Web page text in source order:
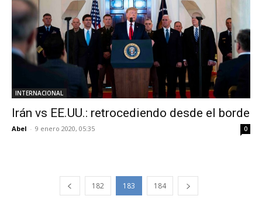
INTERNACIONAL
Irán vs EE.UU.: retrocediendo desde el borde
Abel - 9 enero 2020, 05:35 0
182 183 184